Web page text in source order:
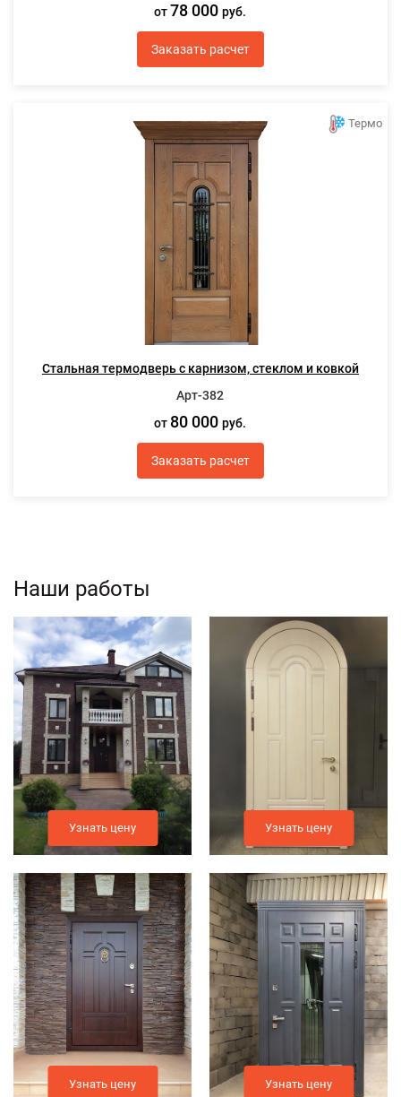
от 78 000руб.
Заказать расчет
Термо
Стальная термодверь с карнизом, стеклом и ковкой
Арт-382
от 80 000руб.
Заказать расчет
Наши работы
Узнать цену
Узнать цену
Узнать цену
Узнать цену